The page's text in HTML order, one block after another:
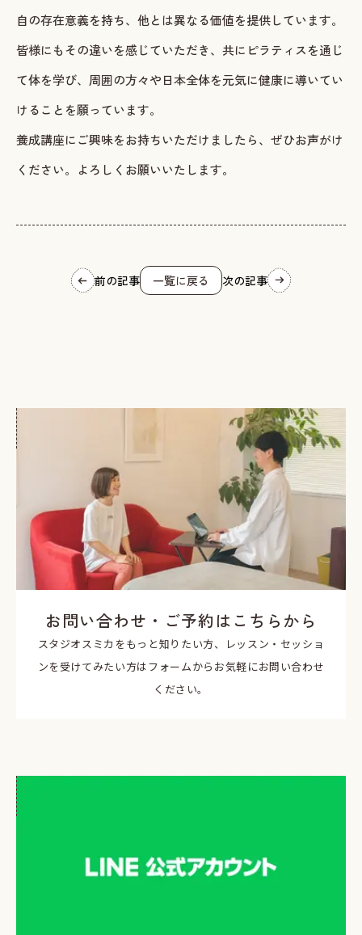
自の存在意義を持ち、他とは異なる価値を提供しています。
皆様にもその違いを感じていただき、共にピラティスを通じ
て体を学び、周囲の方々や日本全体を元気に健康に導いてい
けることを願っています。
養成講座にご興味をお持ちいただけましたら、ぜひお声がけ
ください。よろしくお願いいたします。
前の記事 一覧に戻る 次の記事
お問い合わせ・ご予約はこちらから
スタジオスミカをもっと知りたい方、レッスン・セッショ
ンを受けてみたい方はフォームからお気軽にお問い合わせ
ください。